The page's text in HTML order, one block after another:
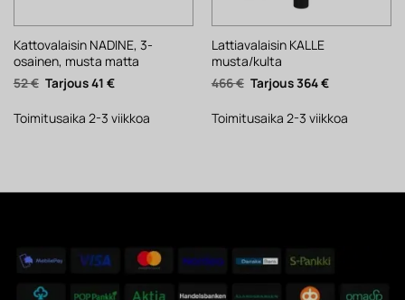
Kattovalaisin NADINE, 3-
osainen, musta matta
52€ Alkuperäinen
hinta
52 €.
41 €Nykyinen
41 €.
Toimitusaika 2-3 viikkoa
Lattiavalaisin KALLE
musta/kulta
466€ Alkuperäinen
hinta
466 €.
364€Nykyinen
364 €.
Toimitusaika 2-3 viikkoa